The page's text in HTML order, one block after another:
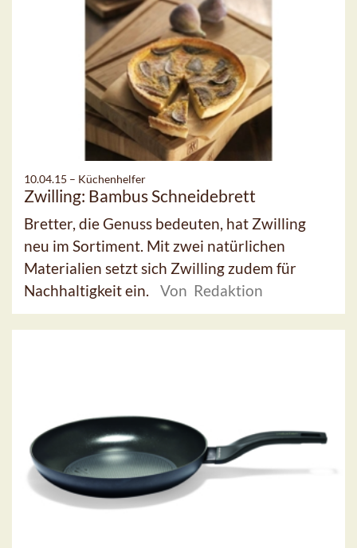
10.04.15 – Küchenhelfer
Zwilling: Bambus Schneidebrett
Bretter, die Genuss bedeuten, hat Zwilling
neu im Sortiment. Mit zwei natürlichen
Materialien setzt sich Zwilling zudem für
Nachhaltigkeit ein.
Von Redaktion